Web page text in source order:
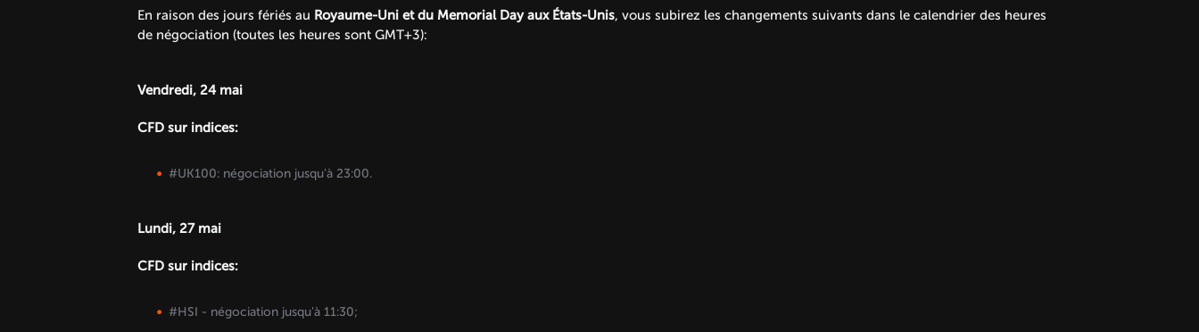
En raison des jours fériés au Royaume-Uni et du Memorial Day aux États-Unis, vous subirez les changements suivants dans le calendrier des heures
de négociation (toutes les heures sont GMT+3):
Vendredi, 24 mai
CFD sur indices:
#UK100: négociation jusqu'à 23:00.
Lundi, 27 mai
CFD sur indices:
#HSI - négociation jusqu'à 11:30;